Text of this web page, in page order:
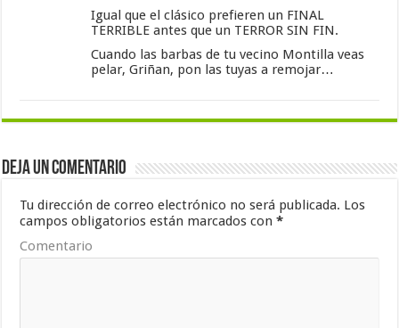
Igual que el clásico prefieren un FINAL
TERRIBLE antes que un TERROR SIN FIN.
Cuando las barbas de tu vecino Montilla veas
pelar, Griñan, pon las tuyas a remojar…
Deja un comentario
Tu dirección de correo electrónico no será publicada. Los
campos obligatorios están marcados con*
Comentario